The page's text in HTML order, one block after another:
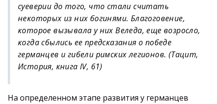
суеверии до того, что стали считать
некоторых из них богинями. Благоговение,
которое вызывала у них Веледа, еще возросло,
когда сбылись ее предсказания о победе
германцев и гибели римских легионов. (Тацит,
История, книга IV, 61)
На определенном этапе развития у германцев